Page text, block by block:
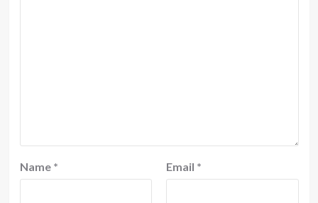
Name * Email *